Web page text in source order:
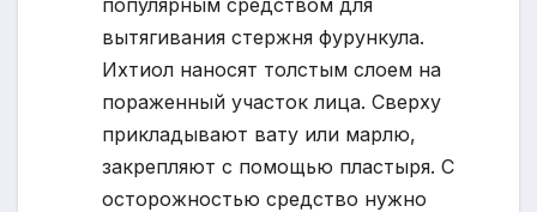
вытягивания стержня фурункула.
Ихтиол наносят толстым слоем на
пораженный участок лица. Сверху
прикладывают вату или марлю,
закрепляют с помощью пластыря. С
осторожностью средство нужно